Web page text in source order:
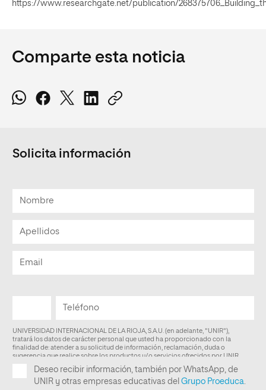
https://www.researchgate.net/publication/
Comparte esta noticia
Solicita información